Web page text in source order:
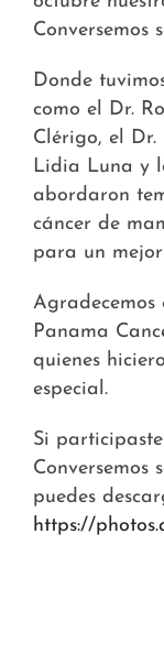
Conversemos
Donde
como el Dr.
Clérigo, el
Lidia Luna y
abordaron
cáncer de
para un
Agradecemos
Panama
quienes
especial.
Si
Conversemos
puedes
https://